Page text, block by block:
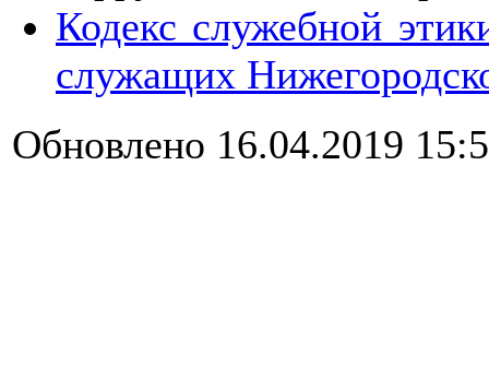
Кодекс служебной
служащих
Обновлено 16.04.2019